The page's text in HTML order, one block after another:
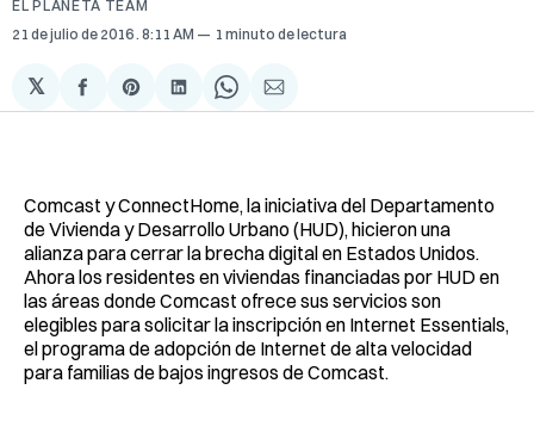
EL PLANETA TEAM
21 de julio de 2016 . 8:11 AM 1 minuto de lectura
𝕏
Compartir
en
Share
on
Compartir
en
Share
on
Compartir
via
Comcast y ConnectHome, la iniciativa del Departamento
de Vivienda y Desarrollo Urbano (HUD), hicieron una
alianza para cerrar la brecha digital en Estados Unidos.
Ahora los residentes en viviendas financiadas por HUD en
las áreas donde Comcast ofrece sus servicios son
elegibles para solicitar la inscripción en Internet Essentials,
el programa de adopción de Internet de alta velocidad
para familias de bajos ingresos de Comcast.